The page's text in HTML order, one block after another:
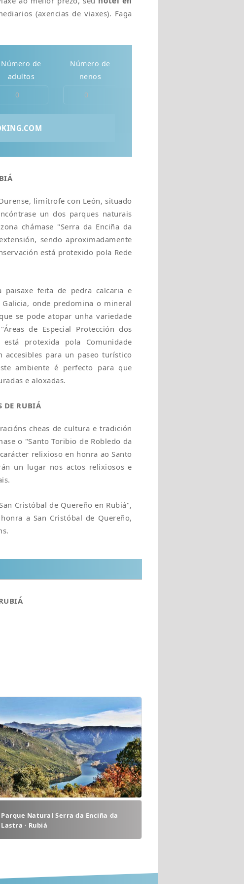
(axencias de viaxes). Faga
Número de
adultos
Número de
nenos
limítrofe con León, situado
un dos parques naturais
chámase "Serra da Enciña da
sendo aproximadamente
está protexido pola Rede
feita de pedra calcaria e
onde predomina o mineral
se pode atopar unha variedade
de Especial Protección dos
protexida pola Comunidade
para un paseo turístico
ambiente é perfecto para que
e aloxadas.
DE RUBIÁ
cheas de cultura e tradición
o "Santo Toribio de Robledo da
relixioso en honra ao Santo
un lugar nos actos relixiosos e
Cristóbal de Quereño en Rubiá",
a San Cristóbal de Quereño,
Parque Natural Serra da Enciña da
Lastra · Rubiá